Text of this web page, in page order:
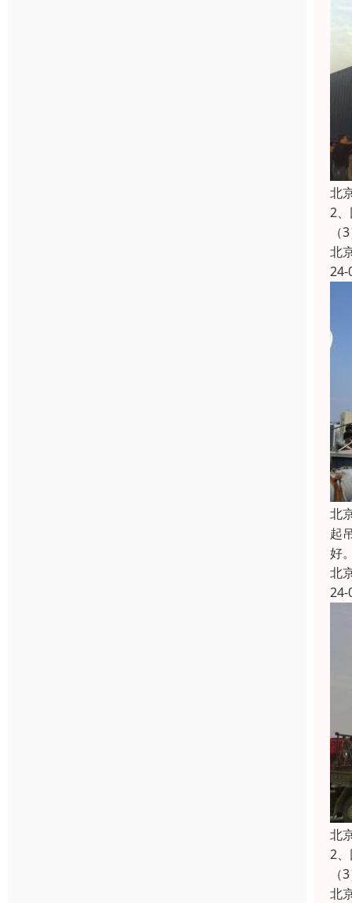
北
2
北
24-
北
起
好
北
24-
北
2
北